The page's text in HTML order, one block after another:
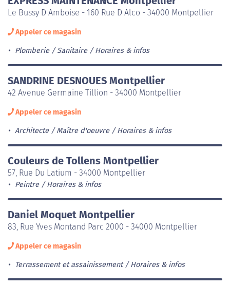
Le Bussy D Amboise - 160 Rue D Alco - 34000 Montpellier
Appeler ce magasin
Plomberie / Sanitaire Horaires & infos
SANDRINE DESNOUES Montpellier
42 Avenue Germaine Tillion - 34000 Montpellier
Appeler ce magasin
Architecte / Maître d'oeuvre Horaires & infos
Couleurs de Tollens Montpellier
57, Rue Du Latium - 34000 Montpellier
Peintre Horaires & infos
Daniel Moquet Montpellier
83, Rue Yves Montand Parc 2000 - 34000 Montpellier
Appeler ce magasin
Terrassement et assainissement Horaires & infos